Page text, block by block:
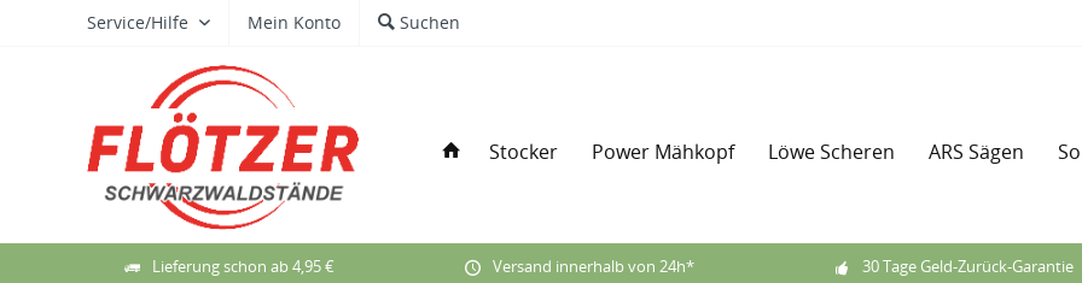
Service/Hilfe Mein Konto Suchen
Stocker Power Mähkopf Löwe Scheren ARS Sägen
Lieferung schon ab 4,95 € Versand innerhalb von 24h* 30 Tage Geld-Zurück-Garantie